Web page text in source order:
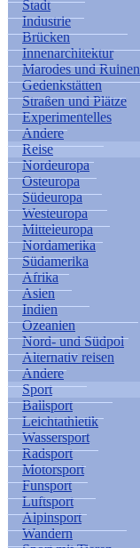
Stadt
Industrie
Brücken
Innenarchitektur
Marodes und Ruinen
Gedenkstätten
Straßen und Plätze
Experimentelles
Andere
Reise
Nordeuropa
Osteuropa
Südeuropa
Westeuropa
Mitteleuropa
Nordamerika
Südamerika
Afrika
Asien
Indien
Ozeanien
Nord- und Südpol
Alternativ reisen
Andere
Sport
Ballsport
Leichtathletik
Wassersport
Radsport
Motorsport
Funsport
Luftsport
Alpinsport
Wandern